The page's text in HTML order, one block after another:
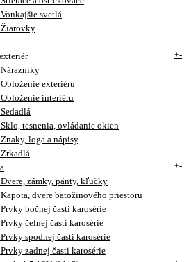
Vonkajšie svetlá
Žiarovky
+-
Nárazníky
Obloženie exteriéru
Obloženie interiéru
Sedadlá
Sklo, tesnenia, ovládanie okien
Znaky, loga a nápisy
Zrkadlá
+-
Dvere, zámky, pánty, kľučky
Kapota, dvere batožinového priestoru
Prvky bočnej časti karosérie
Prvky čelnej časti karosérie
Prvky spodnej časti karosérie
Prvky zadnej časti karosérie